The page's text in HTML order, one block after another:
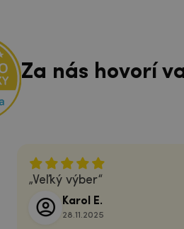
Za nás hovorí
Veľký výber
Karol E.
28.11.2025